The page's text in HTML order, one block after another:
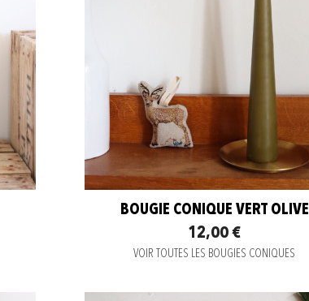
BOUGIE CONIQUE VERT OLIVE
12,00 €
VOIR TOUTES LES BOUGIES CONIQUES